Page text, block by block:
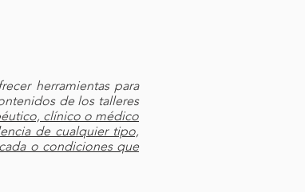
herramientas para
de los talleres
clínico o médico
de cualquier tipo,
o condiciones que